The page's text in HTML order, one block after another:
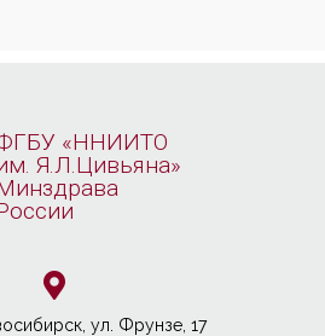
«ННИИТО
Я.Л.Цивьяна»
ул. Фрунзе, 17